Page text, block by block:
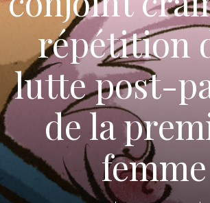
répétition
lutte post-
de la
femme